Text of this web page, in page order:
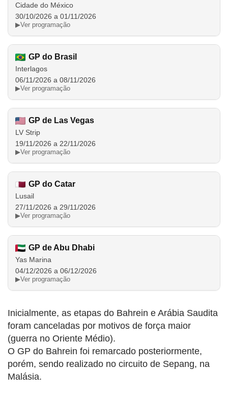
Cidade do México
30/10/2026 a 01/11/2026
▶Ver programação
GP do Brasil
Interlagos
06/11/2026 a 08/11/2026
▶Ver programação
GP de Las Vegas
LV Strip
19/11/2026 a 22/11/2026
▶Ver programação
GP do Catar
Lusail
27/11/2026 a 29/11/2026
▶Ver programação
GP de Abu Dhabi
Yas Marina
04/12/2026 a 06/12/2026
▶Ver programação
Inicialmente, as etapas do Bahrein e Arábia Saudita
foram canceladas por motivos de força maior
(guerra no Oriente Médio).
O GP do Bahrein foi remarcado posteriormente,
porém, sendo realizado no circuito de Sepang, na
Malásia.